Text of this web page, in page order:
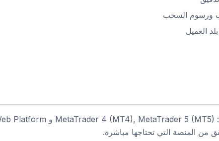
ورسوم السحب
العميل
من المنصة التي تحتاجها مباشرة.